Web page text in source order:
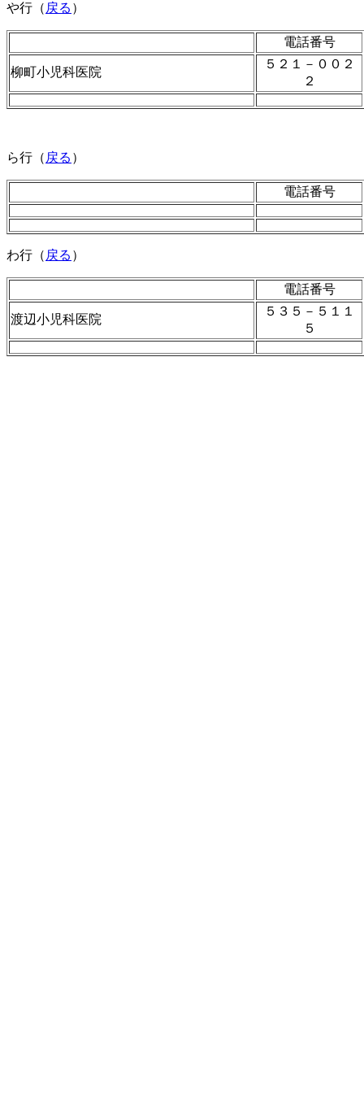
や行（ 戻る ）
電話番号
柳町小児科医院
５２１－００２
２
ら行（ 戻る ）
電話番号
わ行（ 戻る ）
電話番号
渡辺小児科医院
５３５－５１１
５